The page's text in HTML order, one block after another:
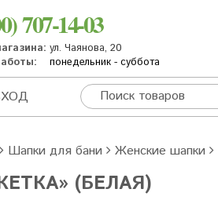
707-14-03
ул. Чаянова, 20
понедельник - суббота
Шапки для бани Женские шапки
(БЕЛАЯ)